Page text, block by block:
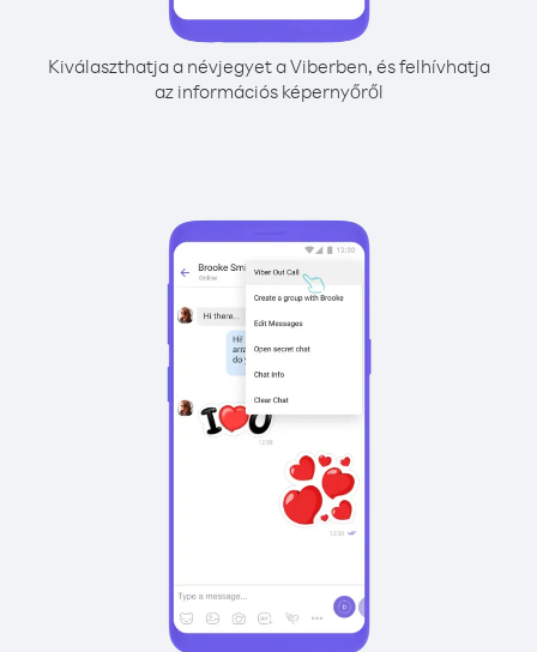
Kiválaszthatja a névjegyet a Viberben, és felhívhatja
az információs képernyőről